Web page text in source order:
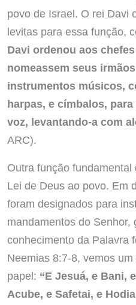
povo de Israel. O rei Davi
levitas para essa função,
Davi ordenou aos
nomeassem seus
instrumentos músicos,
harpas, e címbalos,
voz, levantando-a com
ARC).
Outra função
Lei de Deus ao povo. Em
foram designados para
mandamentos do Senhor,
conhecimento da Palavra
Neemias 8:7-8, vemos
papel: “E Jesuá, e Bani,
Acube, e Safetai, e